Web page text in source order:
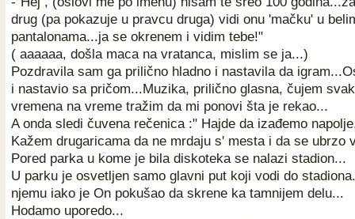
drug (pa pokazuje u pravcu druga) vidi onu 'mačku' u
pantalonama...ja se okrenem i vidim tebe!"
( aaaaaa, došla maca na vratanca, mislim se ja...)
Pozdravila sam ga prilično hladno i nastavila da
i nastavio sa pričom...Muzika, prilično glasna, čujem
vremena na vreme tražim da mi ponovi šta je rekao...
A onda sledi čuvena rečenica :" Hajde da izađemo
Kažem drugaricama da ne mrdaju s' mesta i da se ubrzo
Pored parka u kome je bila diskoteka se nalazi stadion...
U parku je osvetljen samo glavni put koji vodi do
njemu iako je On pokušao da skrene ka tamnijem delu...
Hodamo uporedo...